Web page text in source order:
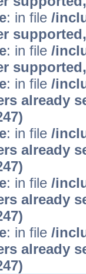
: in file /
: in file /
: in file /
already
: in file /
already
: in file /
already
: in file /
already